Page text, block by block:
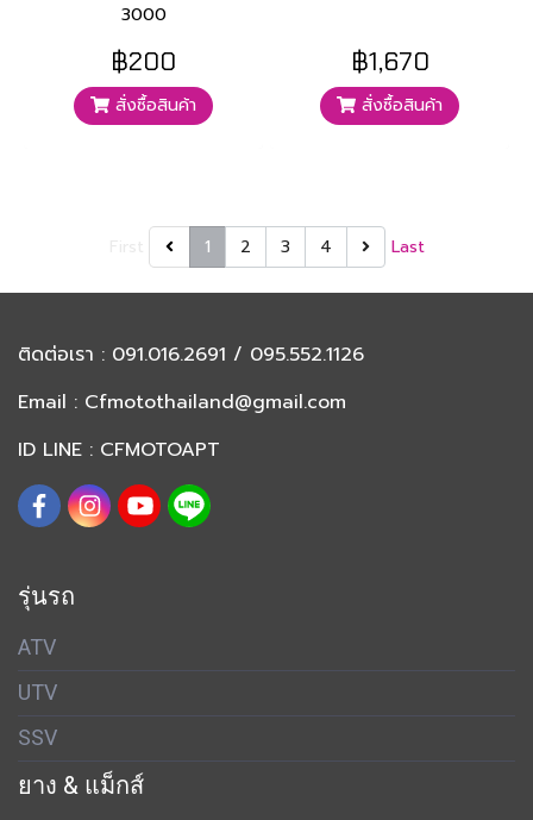
3000
฿200
สั่งซื้อสินค้า
฿1,670
สั่งซื้อสินค้า
1 2 3 4 Last
ติดต่อเรา : 091.016.2691 / 095.552.1126
Email : Cfmotothailand@gmail.com
ID LINE : CFMOTOAPT
รุ่นรถ
ATV
UTV
SSV
ยาง & แม็กส์